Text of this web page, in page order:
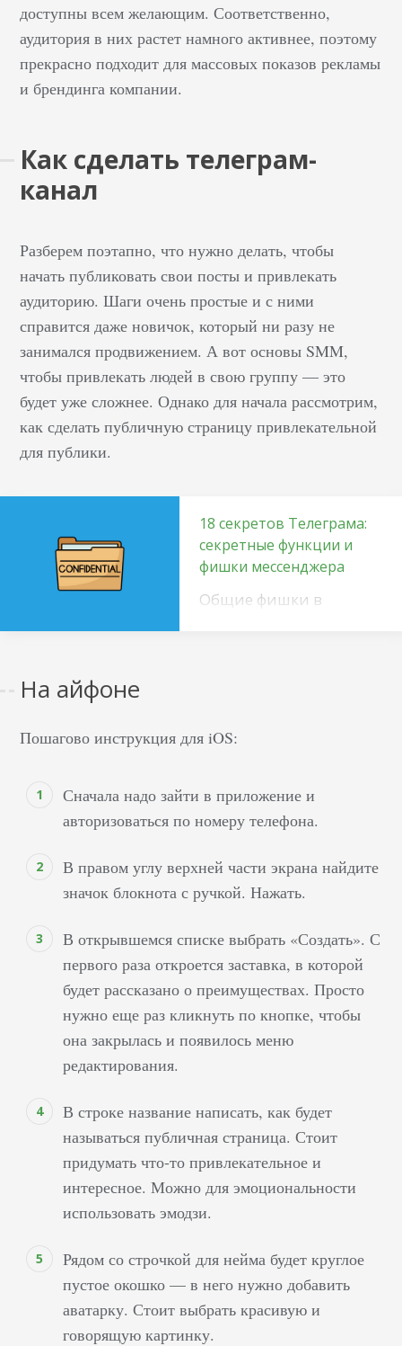
доступны всем желающим. Соответственно,
аудитория в них растет намного активнее, поэтому
прекрасно подходит для массовых показов рекламы
и брендинга компании.
Как сделать телеграм-
канал
Разберем поэтапно, что нужно делать, чтобы
начать публиковать свои посты и привлекать
аудиторию. Шаги очень простые и с ними
справится даже новичок, который ни разу не
занимался продвижением. А вот основы SMM,
чтобы привлекать людей в свою группу — это
будет уже сложнее. Однако для начала рассмотрим,
как сделать публичную страницу привлекательной
для публики.
18 секретов Телеграма:
секретные функции и
фишки мессенджера
Общие фишки в
таится очень много
секретные, вот только
не каждый догадается,
есть.&nbsp;&nbsp;
Форматирование
мессенджере вы
можете выбрать
начертание текста
самостоятельно:
выделить жирным или
также скрыть часть
контента от глаз
читателя. Чтобы
увидеть скрытую
часть, нужно просто
станет доступна на
секунд.&nbsp;…
На айфоне
Пошагово инструкция для iOS:
Сначала надо зайти в приложение и
авторизоваться по номеру телефона.
В правом углу верхней части экрана найдите
значок блокнота с ручкой. Нажать.
В открывшемся списке выбрать «Создать». С
первого раза откроется заставка, в которой
будет рассказано о преимуществах. Просто
нужно еще раз кликнуть по кнопке, чтобы
она закрылась и появилось меню
редактирования.
В строке название написать, как будет
называться публичная страница. Стоит
придумать что-то привлекательное и
интересное. Можно для эмоциональности
использовать эмодзи.
Рядом со строчкой для нейма будет круглое
пустое окошко — в него нужно добавить
аватарку. Стоит выбрать красивую и
говорящую картинку.